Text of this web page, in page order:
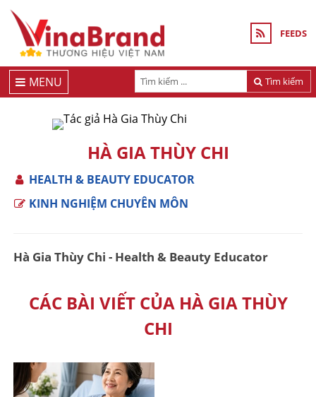
FEEDS
Tìm kiếm
MENU
HÀ GIA THÙY CHI
HEALTH & BEAUTY EDUCATOR
KINH NGHIỆM CHUYÊN MÔN
Hà Gia Thùy Chi - Health & Beauty Educator
CÁC BÀI VIẾT CỦA HÀ GIA THÙY
CHI